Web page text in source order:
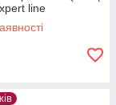
line
L